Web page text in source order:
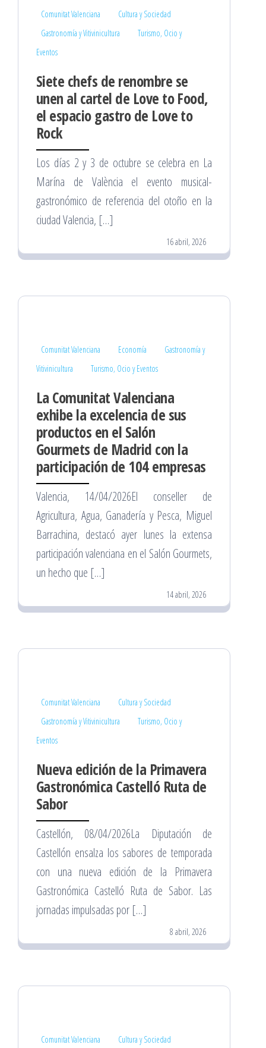
Comunitat Valenciana
Cultura y Sociedad
Gastronomía y Vitivinicultura
Turismo, Ocio y
Eventos
Siete chefs de renombre se
unen al cartel de Love to Food,
el espacio gastro de Love to
Rock
Los días 2 y 3 de octubre se celebra en La
Marína de València el evento musical-
gastronómico de referencia del otoño en la
ciudad Valencia, […]
16 abril, 2026
Comunitat Valenciana Economía
Gastronomía y
Vitivinicultura
Turismo, Ocio y Eventos
La Comunitat Valenciana
exhibe la excelencia de sus
productos en el Salón
Gourmets de Madrid con la
participación de 104 empresas
Valencia, 14/04/2026El conseller de
Agricultura, Agua, Ganadería y Pesca, Miguel
Barrachina, destacó ayer lunes la extensa
participación valenciana en el Salón Gourmets,
un hecho que […]
14 abril, 2026
Comunitat Valenciana
Cultura y Sociedad
Gastronomía y Vitivinicultura
Turismo, Ocio y
Eventos
Nueva edición de la Primavera
Gastronómica Castelló Ruta de
Sabor
Castellón, 08/04/2026La Diputación de
Castellón ensalza los sabores de temporada
con una nueva edición de la Primavera
Gastronómica Castelló Ruta de Sabor. Las
jornadas impulsadas por […]
8 abril, 2026
Comunitat Valenciana Cultura y Sociedad